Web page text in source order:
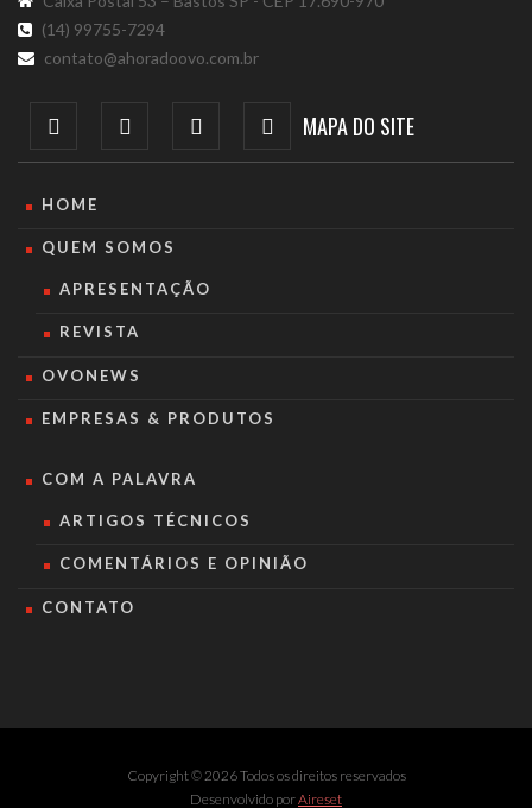
(14) 99755-7294
contato@ahoradoovo.com.br
MAPA DO SITE
HOME
QUEM SOMOS
APRESENTAÇÃO
REVISTA
OVONEWS
EMPRESAS & PRODUTOS
COM A PALAVRA
ARTIGOS TÉCNICOS
COMENTÁRIOS E OPINIÃO
CONTATO
Copyright © 2026 Todos os direitos reservados
Desenvolvido porAireset